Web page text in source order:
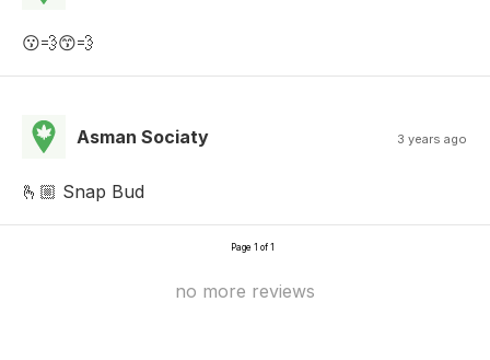
😗💨😙💨
Asman Sociaty 3 years ago
🫰🏼 Snap Bud
Page 1 of 1
no more reviews